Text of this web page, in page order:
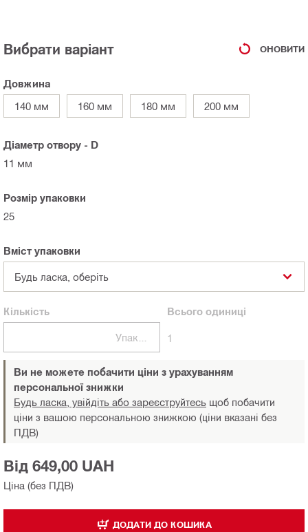
Вибрати варіант ОНОВИТИ
Довжина
140 мм
160 мм 180 мм 200 мм
Діаметр отвору - D
11 мм
Розмір упаковки
25
Вміст упаковки
Будь ласка, оберіть
Кількість
Упаковки
Всьогоодиниці
1
Ви не можете побачити ціни з урахуванням
персональної знижки
Будь ласка, увійдіть або зареєструйтесь щоб побачити
ціни з вашою персональною знижкою (ціни вказані без
ПДВ)
Ціна (без ПДВ)
Від 649,00 UAH
ДОДАТИ ДО КОШИКА